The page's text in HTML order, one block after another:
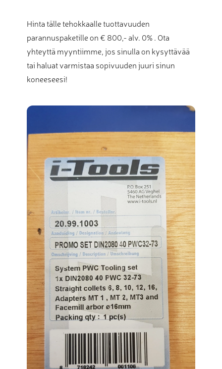
Hinta tälle tehokkaalle tuottavuuden
parannuspaketille on € 800,- alv. 0% . Ota
yhteyttä myyntiimme, jos sinulla on kysyttävää
tai haluat varmistaa sopivuuden juuri sinun
koneeseesi!